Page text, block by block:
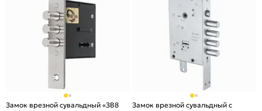
Замок врезной сувальдный «ЗВ8
Замок врезной сувальдный с